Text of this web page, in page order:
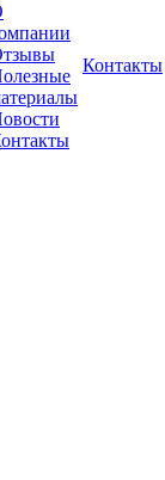
Контакты